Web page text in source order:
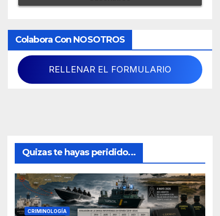
Colabora Con NOSOTROS
RELLENAR EL FORMULARIO
Quizas te hayas peridido...
CRIMINOLOGÍA